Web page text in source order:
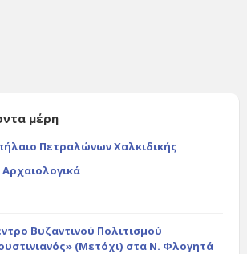
μέρη
Πετραλώνων Χαλκιδικής
Αρχαιολογικά
Βυζαντινού Πολιτισμού
(Μετόχι) στα Ν. Φλογητά